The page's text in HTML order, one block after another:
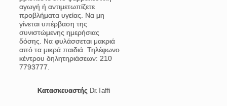
αγωγή ή αντιμετωπίζετε
προβλήματα υγείας. Να μη
γίνεται υπέρβαση της
συνιστώμενης ημερήσιας
δόσης. Να φυλάσσεται μακριά
από τα μικρά παιδιά. Τηλέφωνο
κέντρου δηλητηριάσεων: 210
7793777.
Κατασκευαστής Dr.Taffi